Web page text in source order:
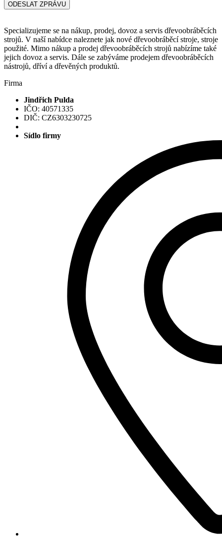
ODESLAT ZPRÁVU
Specializujeme se na nákup, prodej, dovoz a servis dřevoobráběcích
strojů. V naší nabídce naleznete jak nové dřevoobráběcí stroje, stroje
použité. Mimo nákup a prodej dřevoobráběcích strojů nabízíme také
jejich dovoz a servis. Dále se zabýváme prodejem dřevoobráběcích
nástrojů, dříví a dřevěných produktů.
Firma
Jindřich Pulda
IČO: 40571335
DIČ: CZ6303230725
Sídlo firmy